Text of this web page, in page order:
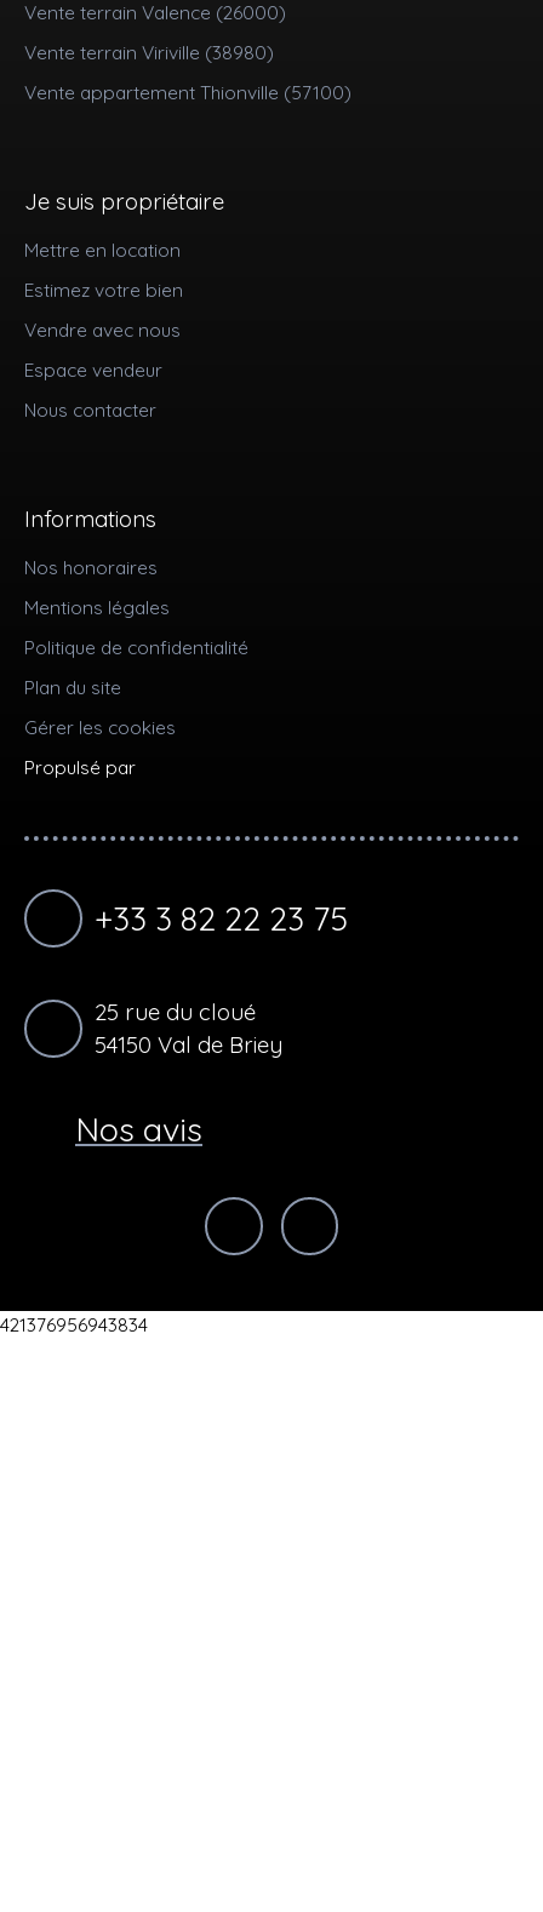
Vente terrain Valence (26000)
Vente terrain Viriville (38980)
Vente appartement Thionville (57100)
Je suis propriétaire
Mettre en location
Estimez votre bien
Vendre avec nous
Espace vendeur
Nous contacter
Informations
Nos honoraires
Mentions légales
Politique de confidentialité
Plan du site
Gérer les cookies
Propulsé par
+33 3 82 22 23 75
25 rue du cloué
54150 Val de Briey
Nos avis
421376956943834